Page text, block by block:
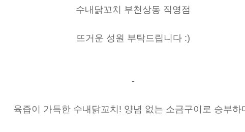
수내닭꼬치 부천상동 직영점
뜨거운 성원 부탁드립니다 :)
-
육즙이 가득한 수내닭꼬치 ! 양념 없는 소금구이로 승부하